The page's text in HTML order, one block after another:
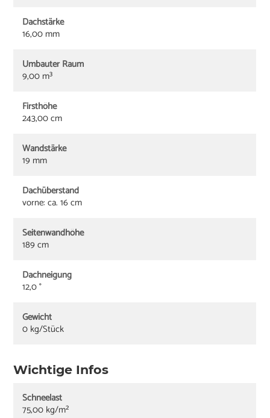
Dachstärke
16,00 mm
Umbauter Raum
9,00 m³
Firsthöhe
243,00 cm
Wandstärke
19 mm
Dachüberstand
vorne: ca. 16 cm
Seitenwandhöhe
189 cm
Dachneigung
12,0 °
Gewicht
0 kg/Stück
Wichtige Infos
Schneelast
75,00 kg/m²